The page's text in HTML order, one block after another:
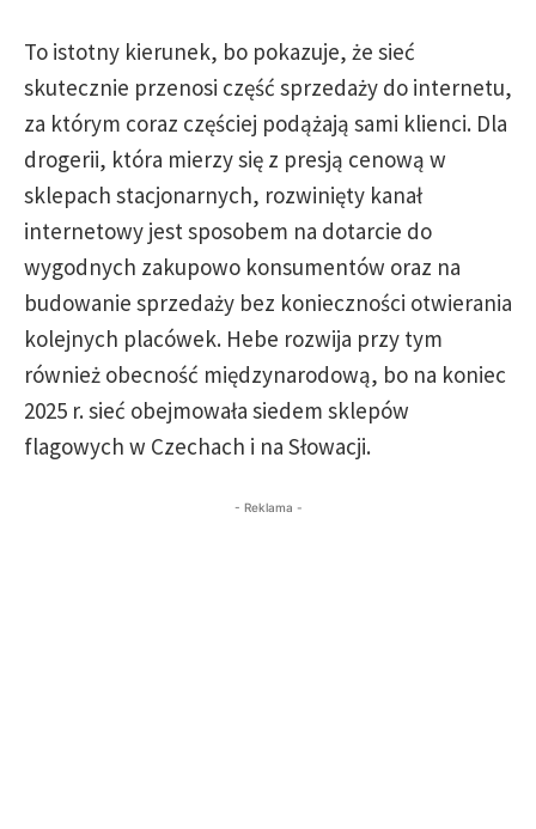
To istotny kierunek, bo pokazuje, że sieć
skutecznie przenosi część sprzedaży do internetu,
za którym coraz częściej podążają sami klienci. Dla
drogerii, która mierzy się z presją cenową w
sklepach stacjonarnych, rozwinięty kanał
internetowy jest sposobem na dotarcie do
wygodnych zakupowo konsumentów oraz na
budowanie sprzedaży bez konieczności otwierania
kolejnych placówek. Hebe rozwija przy tym
również obecność międzynarodową, bo na koniec
2025 r. sieć obejmowała siedem sklepów
flagowych w Czechach i na Słowacji.
- Reklama -